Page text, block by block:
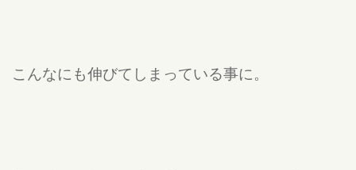
こんなにも伸びてしまっている事に。